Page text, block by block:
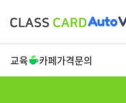
교육 카페가격문의